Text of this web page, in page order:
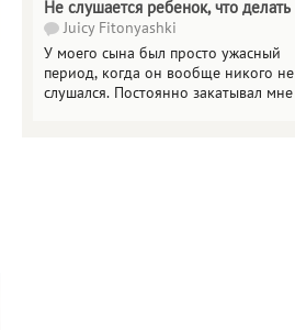
Не слушается ребенок, что делать
Juicy Fitonyashki
У моего сына был просто ужасный
период, когда он вообще никого не
слушался. Постоянно закатывал мне